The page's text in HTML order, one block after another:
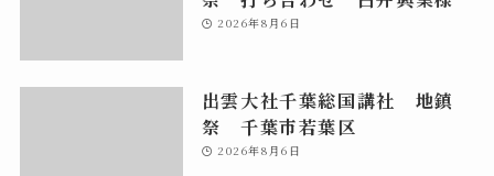
2026年8月6日
出雲大社千葉総国講社 地鎮
祭 千葉市若葉区
2026年8月6日